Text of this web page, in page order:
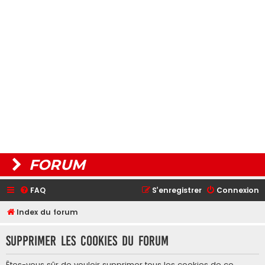
FORUM
FAQ Connexion
S’enregistrer
Index du forum
Supprimer les cookies du forum